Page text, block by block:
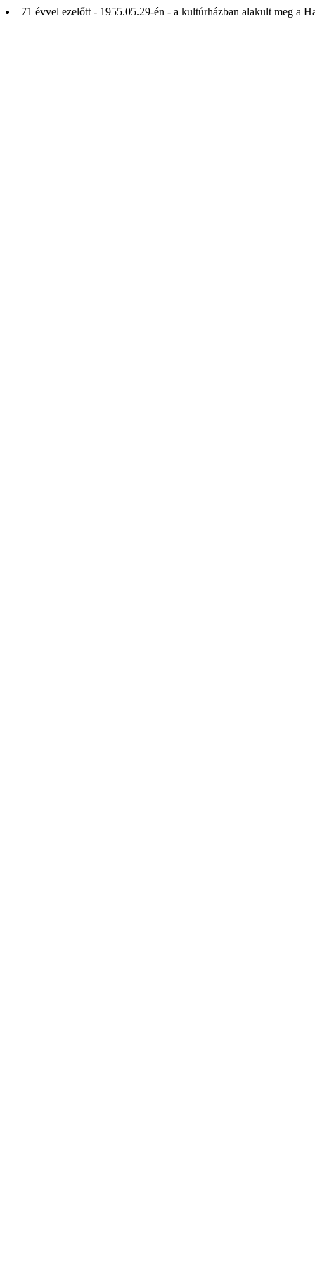
71 évvel ezelőtt - 1955.05.29-én - a kultúrházban alakult meg a